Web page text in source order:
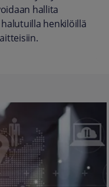
hallita
henkilöillä